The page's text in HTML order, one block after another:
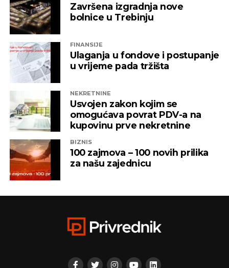
Završena izgradnja nove
bolnice u Trebinju
FINANSIJE
Ulaganja u fondove i postupanje
u vrijeme pada tržišta
NEKRETNINE
Usvojen zakon kojim se
omogućava povrat PDV-a na
kupovinu prve nekretnine
BIZNIS
100 zajmova – 100 novih prilika
za našu zajednicu